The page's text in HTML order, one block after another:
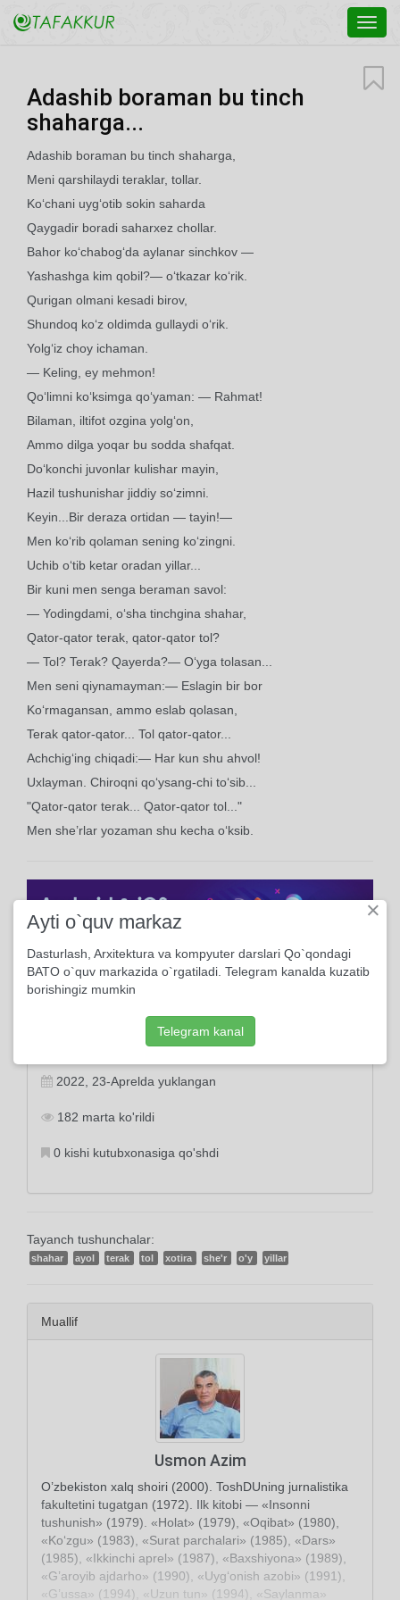
Adashib boraman bu tinch
shaharga...
Adashib boraman bu tinch shaharga,
Meni qarshilaydi teraklar, tollar.
Ko‘chani uyg‘otib sokin saharda
Qaygadir boradi saharxez chollar.
Bahor ko‘chabog‘da aylanar sinchkov —
Yashashga kim qobil?— o‘tkazar ko‘rik.
Qurigan olmani kesadi birov,
Shundoq ko‘z oldimda gullaydi o‘rik.
Yolg‘iz choy ichaman.
— Keling, ey mehmon!
Qo‘limni ko‘ksimga qo‘yaman: — Rahmat!
Bilaman, iltifot ozgina yolg‘on,
Ammo dilga yoqar bu sodda shafqat.
Do‘konchi juvonlar kulishar mayin,
Hazil tushunishar jiddiy so‘zimni.
Keyin...Bir deraza ortidan — tayin!—
Men ko‘rib qolaman sening ko‘zingni.
Uchib o‘tib ketar oradan yillar...
Bir kuni men senga beraman savol:
— Yodingdami, o‘sha tinchgina shahar,
Qator-qator terak, qator-qator tol?
— Tol? Terak? Qayerda?— O‘yga tolasan...
Men seni qiynamayman:— Eslagin bir bor
Ko‘rmagansan, ammo eslab qolasan,
Terak qator-qator... Tol qator-qator...
Achchig‘ing chiqadi:— Har kun shu ahvol!
Uxlayman. Chiroqni qo‘ysang-chi to‘sib...
"Qator-qator terak... Qator-qator tol..."
Men she’rlar yozaman shu kecha o‘ksib.
2022, 23-Aprelda yuklangan
182 marta ko'rildi
0 kishi kutubxonasiga qo'shdi
Tayanch tushunchalar:
shahar ayol terak tol xotira she'r o'y yillar
Muallif
Usmon Azim
O’zbekiston xalq shoiri (2000). ToshDUning jurnalistika
fakultetini tugatgan (1972). Ilk kitobi — «Insonni
tushunish» (1979). «Holat» (1979), «Oqibat» (1980),
«Ko‘zgu» (1983), «Surat parchalari» (1985), «Dars»
(1985), «Ikkinchi aprel» (1987), «Baxshiyona» (1989),
«G’aroyib ajdarho» (1990), «Uyg‘onish azobi» (1991),
«G’ussa» (1994), «Uzun tun» (1994), «Saylanma»
×
Ayti o`quv markaz
Dasturlash, Arxitektura va kompyuter darslari Qo`qondagi
BATO o`quv markazida o`rgatiladi. Telegram kanalda kuzatib
borishingiz mumkin
Telegram kanal